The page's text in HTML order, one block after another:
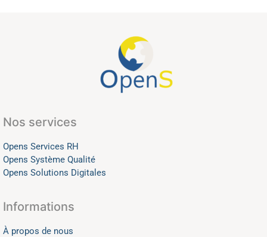
Nos services
Opens Services RH
Opens Système Qualité
Opens Solutions Digitales
Informations
À propos de nous